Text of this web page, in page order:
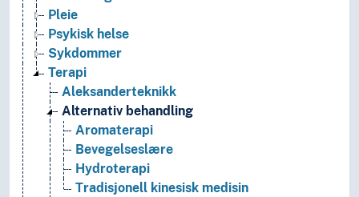
Pleie
Psykisk helse
Sykdommer
Terapi
Aleksanderteknikk
Alternativ behandling
Aromaterapi
Bevegelseslære
Hydroterapi
Tradisjonell kinesisk medisin